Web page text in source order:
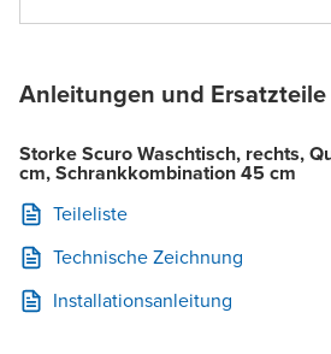
Anleitungen und Ersatzteile
Storke Scuro Waschtisch, rechts,
cm, Schrankkombination 45 cm
Teileliste
Technische Zeichnung
Installationsanleitung